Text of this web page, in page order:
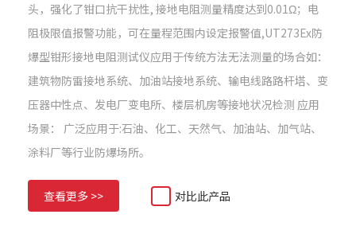
头，强化了钳口抗干扰性, 接地电阻测量精度达到0.01Ω；电
阻极限值报警功能，可在量程范围内设定报警值,UT273Ex防
爆型钳形接地电阻测试仪应用于传统方法无法测量的场合如：
建筑物防雷接地系统、加油站接地系统、输电线路路杆塔、变
压器中性点、发电厂变电所、楼层机房等接地状况检测 应用
场景： 广泛应用于:石油、化工、天然气、加油站、加气站、
涂料厂等行业防爆场所。
查看更多 >> 对比此产品